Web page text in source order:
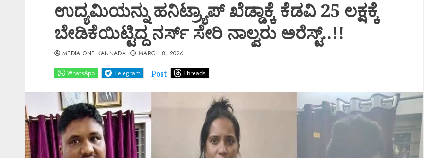
ಉದ್ಯಮಿಯನ್ನು ಹನಿಟ್ರ್ಯಾಪ್ ಖೆಡ್ಡಾಕ್ಕೆ ಕೆಡವಿ 25 ಲಕ್ಷಕ್ಕೆ
ಬೇಡಿಕೆಯಿಟ್ಟಿದ್ದ ನರ್ಸ್ ಸೇರಿ ನಾಲ್ವರು ಅರೆಸ್ಟ್..!!
WhatsApp Telegram Post Threads
MEDIA ONE KANNADA MARCH 8, 2026